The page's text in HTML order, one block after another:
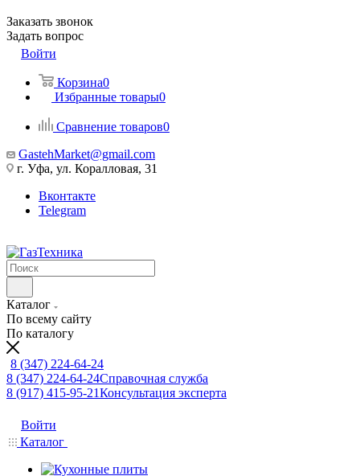
Заказать звонок
Задать вопрос
Войти
Корзина0
Избранные товары0
Сравнение товаров0
GastehMarket@gmail.com
г. Уфа, ул. Коралловая, 31
Вконтакте
Telegram
Каталог
По всему сайту
По каталогу
8 (347) 224-64-24
8 (347) 224-64-24Справочная служба
8 (917) 415-95-21Консультация эксперта
Войти
Каталог